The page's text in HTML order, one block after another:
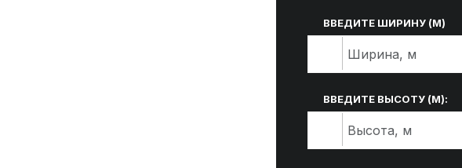
ВВЕДИТЕ ШИРИНУ (М)
ВВЕДИТЕ ВЫСОТУ (М):